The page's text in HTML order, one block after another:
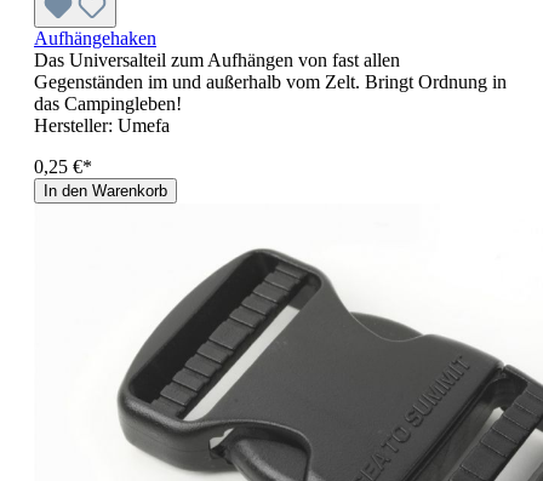
Aufhängehaken
Das Universalteil zum Aufhängen von fast allen
Gegenständen im und außerhalb vom Zelt. Bringt Ordnung in
das Campingleben!
Hersteller: Umefa
0,25 €*
In den Warenkorb